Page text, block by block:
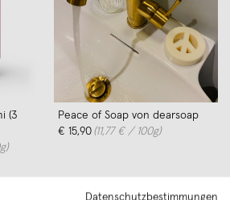
(3
Peace of Soap von dearsoap
€ 15,90 (11,77 € / 100g)
Datenschutzbestimmungen